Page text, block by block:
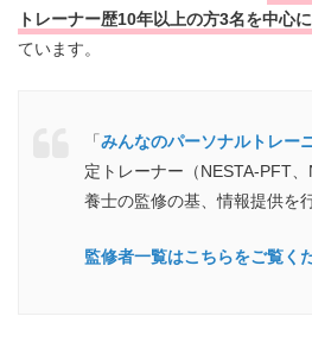
トレーナー歴10年以上の方3名を中心
ています。
「みんなのパーソナルトレー
定トレーナー（NESTA-PFT
養士の監修の基、情報提供を
監修者一覧はこちらをご覧く